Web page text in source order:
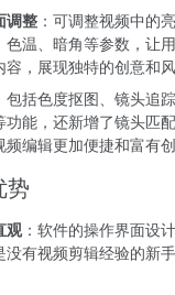
调整 ：可调整视频中的
色温、暗角等参数，让
容，展现独特的创意和
包括色度抠图、镜头追
功能，还新增了镜头匹
频编辑更加便捷和富有
势
观：软件的操作界面设
没有视频剪辑经验的新